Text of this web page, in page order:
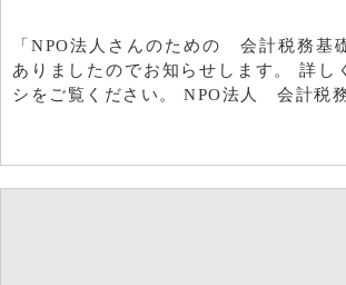
「NPO法人さんのための 会計税務基
ありましたのでお知らせします。 詳し
シをご覧ください。 NPO法人 会計税